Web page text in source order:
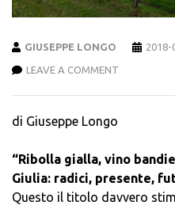
GIUSEPPE LONGO 2018-
LEAVE A COMMENT
di Giuseppe Longo
“Ribolla gialla, vino
Giulia: radici, presente,
Questo il titolo davvero